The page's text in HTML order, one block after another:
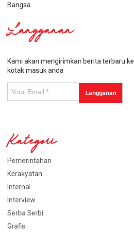
Bangsa
Langganan
Kami akan mengirimkan berita terbaru ke
kotak masuk anda
Kategori
Pemerintahan
Kerakyatan
Internal
Interview
Serba Serbi
Grafis